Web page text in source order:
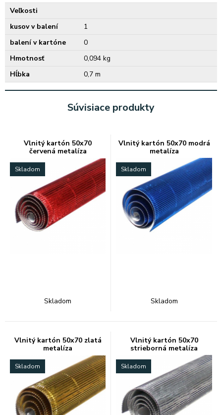
Veľkosti
kusov v balení
1
balení v kartóne
0
Hmotnosť
0,094 kg
Hĺbka
0,7 m
Súvisiace produkty
Vlnitý kartón 50x70
červená metalíza
Skladom
Skladom
Vlnitý kartón 50x70 modrá
metalíza
Skladom
Skladom
Vlnitý kartón 50x70 zlatá
metalíza
Skladom
Vlnitý kartón 50x70
strieborná metalíza
Skladom